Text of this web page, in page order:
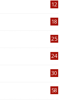
12
18
25
24
30
58